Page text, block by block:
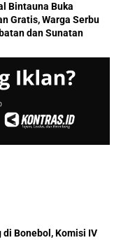
Bintauna Buka
Gratis, Warga Serbu
dan Sunatan
Bonebol, Komisi IV